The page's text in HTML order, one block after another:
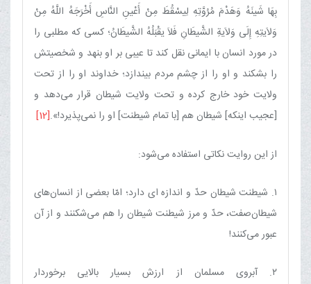
بِهَا شَینَهُ وَهَدْمَ مُرُوَّتِهِ لِیسْقُطَ مِنْ أَعْینِ النَّاسِ أَخْرَجَهُ اللَّهُ مِنْ
وَلاَیتِهِ إِلَی وَلاَیةِ الشَّیطَانِ فَلاَ یقْبَلُهُ الشَّیطَانُ؛ كسی كه مطلبی را
در مورد انسان با ایمانی نقل كند تا عیبی بر او بنهد و شخصیتش
را بشكند و او را از چشم مردم بیندازد؛ خداوند او را از تحت
ولایت خود خارج كرده و تحت ولایت شیطان قرار می‌دهد و
[عجیب اینكه] شیطان هم [با تمام شیطنت] او را نمی‌پذیرد!».[12]
از این روایت نكاتی استفاده می‌شود:
۱. شیطنت شیطان حدّ و اندازه ای دارد؛ امّا بعضی از انسان‌های
شیطان‌صفت، حدّ و مرز شیطنت شیطان را هم می‌شكنند و از آن
عبور می‌كنند!
۲. آبروی مسلمان از ارزش بسیار بالایی برخوردار